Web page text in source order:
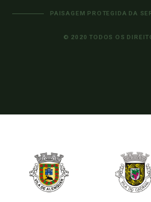
PAISAGEM PROTEGIDA DA
© 2020 TODOS OS